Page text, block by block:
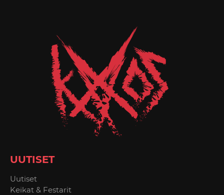
UUTISET
Uutiset
Keikat & Festarit